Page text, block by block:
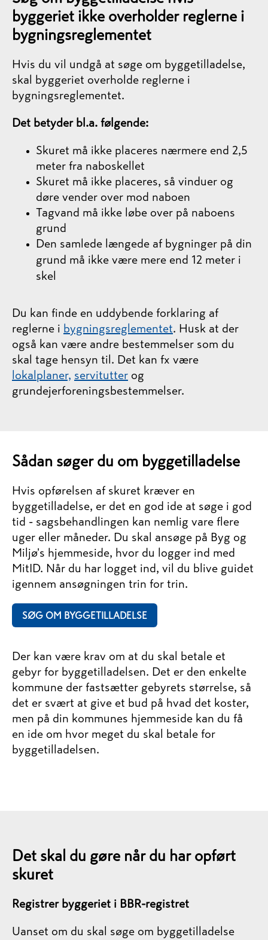
byggeriet ikke overholder reglerne i
bygningsreglementet
Hvis du vil undgå at søge om byggetilladelse,
skal byggeriet overholde reglerne i
bygningsreglementet.
Det betyder bl.a. følgende:
Skuret må ikke placeres nærmere end 2,5
meter fra naboskellet
Skuret må ikke placeres, så vinduer og
døre vender over mod naboen
Tagvand må ikke løbe over på naboens
grund
Den samlede længede af bygninger på din
grund må ikke være mere end 12 meter i
skel
Du kan finde en uddybende forklaring af
reglerne i bygningsreglementet. Husk at der
også kan være andre bestemmelser som du
skal tage hensyn til. Det kan fx være
lokalplaner, servitutter og
grundejerforeningsbestemmelser.
Sådan søger du om byggetilladelse
Hvis opførelsen af skuret kræver en
byggetilladelse, er det en god ide at søge i god
tid - sagsbehandlingen kan nemlig vare flere
uger eller måneder. Du skal ansøge på Byg og
Miljø's hjemmeside, hvor du logger ind med
MitID. Når du har logget ind, vil du blive guidet
igennem ansøgningen trin for trin.
SØG OM BYGGETILLADELSE
Der kan være krav om at du skal betale et
gebyr for byggetilladelsen. Det er den enkelte
kommune der fastsætter gebyrets størrelse, så
det er svært at give et bud på hvad det koster,
men på din kommunes hjemmeside kan du få
en ide om hvor meget du skal betale for
byggetilladelsen.
Det skal du gøre når du har opført
skuret
Registrer byggeriet i BBR-registret
Uanset om du skal søge om byggetilladelse